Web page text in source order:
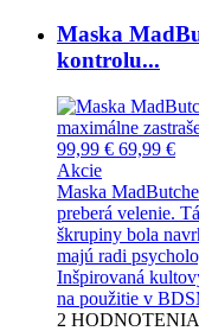
Maska
kontrolu...
99,99 € 69,99 €
Akcie
Maska
preberá velenie.
škrupiny bola
majú radi
Inšpirovaná
na použitie v
2